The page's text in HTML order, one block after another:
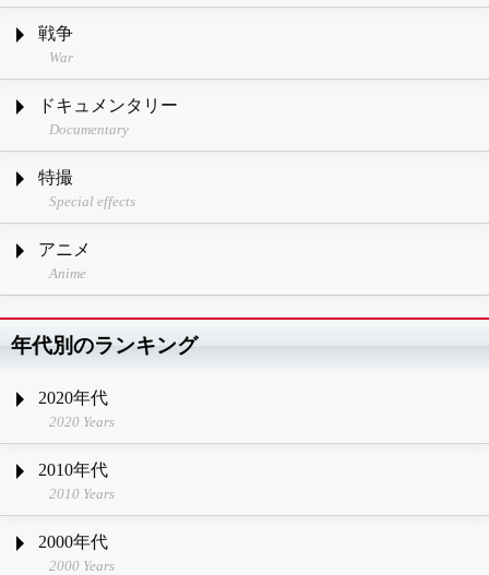
戦争
War
ドキュメンタリー
Documentary
特撮
Special effects
アニメ
Anime
年代別のランキング
2020年代
2020 Years
2010年代
2010 Years
2000年代
2000 Years